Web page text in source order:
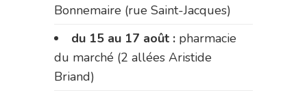
Bonnemaire (rue Saint-Jacques)
du 15 au 17 août : pharmacie
du marché (2 allées Aristide
Briand)